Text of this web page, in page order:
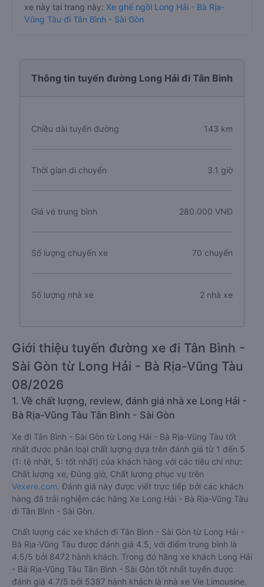
xe này tại trang này: Xe ghế ngồi Long Hải - Bà Rịa-
Vũng Tàu đi Tân Bình - Sài Gòn
Thông tin tuyến đường Long Hải đi Tân Bình
Chiều dài tuyến đường 143 km
Thời gian di chuyển 3.1 giờ
Giá vé trung bình 280.000 VNĐ
Số lượng chuyến xe 70 chuyến
Số lượng nhà xe 2 nhà xe
Giới thiệu tuyến đường xe đi Tân Bình -
Sài Gòn từ Long Hải - Bà Rịa-Vũng Tàu
08/2026
1. Về chất lượng, review, đánh giá nhà xe Long Hải -
Bà Rịa-Vũng Tàu Tân Bình - Sài Gòn
Xe đi Tân Bình - Sài Gòn từ Long Hải - Bà Rịa-Vũng Tàu tốt
nhất được phân loại chất lượng dựa trên đánh giá từ 1 đến 5
(1: tệ nhất, 5: tốt nhất) của khách hàng với các tiêu chí như:
Chất lượng xe, Đúng giờ, Chất lượng phục vụ trên
Vexere.com. Đánh giá này được viết trực tiếp bởi các khách
hàng đã trải nghiệm các hãng Xe Long Hải - Bà Rịa-Vũng Tàu
đi Tân Bình - Sài Gòn.
Chất lượng các xe khách đi Tân Bình - Sài Gòn từ Long Hải -
Bà Rịa-Vũng Tàu được đánh giá 4.5, với điểm trung bình là
4.5/5 bởi 8472 hành khách. Trong đó hãng xe khách Long Hải
- Bà Rịa-Vũng Tàu Tân Bình - Sài Gòn tốt nhất tuyến được
đánh giá 4.7/5 bởi 5387 hành khách là nhà xe Vie Limousine.